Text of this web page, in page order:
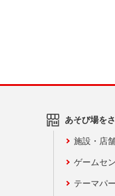
あそび場を
施設・店
ゲームセ
テーマパ